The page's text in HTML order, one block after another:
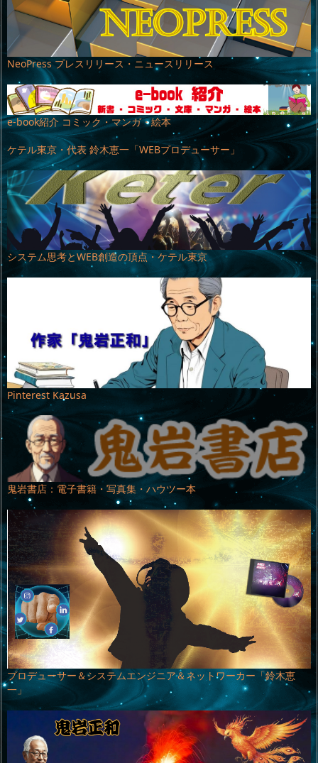
NeoPress プレスリリース・ニュースリリース
e-book紹介 コミック・マンガ・絵本
ケテル東京・代表 鈴木恵一「WEBプロデューサー」
システム思考とWEB創造の頂点・ケテル東京
Pinterest Kazusa
鬼岩書店：電子書籍・写真集・ハウツー本
プロデューサー＆システムエンジニア＆ネットワーカー「鈴木恵
一」